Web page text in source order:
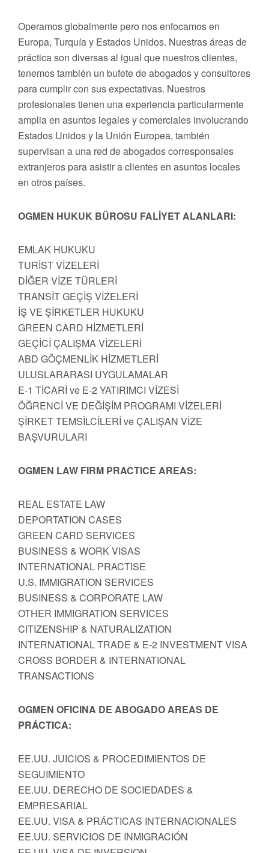
Operamos globalmente pero nos enfocamos en
Europa, Turquía y Estados Unidos. Nuestras áreas de
práctica son diversas al igual que nuestros clientes,
tenemos también un bufete de abogados y consultores
para cumplir con sus expectativas. Nuestros
profesionales tienen una experiencia particularmente
amplia en asuntos legales y comerciales involucrando
Estados Unidos y la Unión Europea, también
supervisan a una red de abogados corresponsales
extranjeros para asistir a clientes en asuntos locales
en otros países.
OGMEN HUKUK BÜROSU FALİYET ALANLARI:
EMLAK HUKUKU
TURİST VİZELERİ
DİĞER VİZE TÜRLERİ
TRANSİT GEÇİŞ VİZELERİ
İŞ VE ŞİRKETLER HUKUKU
GREEN CARD HİZMETLERİ
GEÇİCİ ÇALIŞMA VİZELERİ
ABD GÖÇMENLİK HİZMETLERİ
ULUSLARARASI UYGULAMALAR
E-1 TİCARİ ve E-2 YATIRIMCI VİZESİ
ÖĞRENCİ VE DEĞİŞİM PROGRAMI VİZELERİ
ŞİRKET TEMSİLCİLERİ ve ÇALIŞAN VİZE
BAŞVURULARI
OGMEN LAW FIRM PRACTICE AREAS:
REAL ESTATE LAW
DEPORTATION CASES
GREEN CARD SERVICES
BUSINESS & WORK VISAS
INTERNATIONAL PRACTISE
U.S. IMMIGRATION SERVICES
BUSINESS & CORPORATE LAW
OTHER IMMIGRATION SERVICES
CITIZENSHIP & NATURALIZATION
INTERNATIONAL TRADE & E-2 INVESTMENT VISA
CROSS BORDER & INTERNATIONAL
TRANSACTIONS
OGMEN OFICINA DE ABOGADO AREAS DE
PRÁCTICA:
EE.UU. JUICIOS & PROCEDIMIENTOS DE
SEGUIMIENTO
EE.UU. DERECHO DE SOCIEDADES &
EMPRESARIAL
EE.UU. VISA & PRÁCTICAS INTERNACIONALES
EE.UU. SERVICIOS DE INMIGRACIÓN